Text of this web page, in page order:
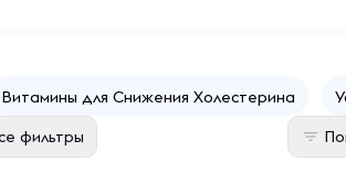
Витамины для Снижения Холестерина
фильтры